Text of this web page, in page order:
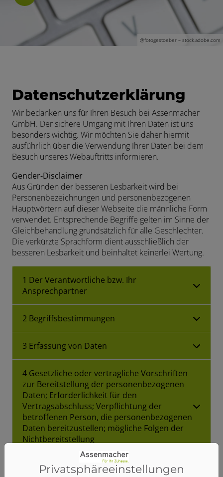
@fotogestoeber – stock.adobe.com
Datenschutzerklärung
Wir bedanken uns für Ihren Besuch bei Assenmacher
GmbH. Der sichere Umgang mit Ihren Daten ist uns
besonders wichtig. Wir möchten Sie daher hiermit
ausführlich über die Verwendung Ihrer Daten bei dem
Besuch unseres Webauftritts informieren.
Gender-Disclaimer
Aus Gründen der besseren Lesbarkeit wird bei
Personenbezeichnungen und personenbezogenen
Hauptwörtern auf dieser Webseite die männliche Form
verwendet. Entsprechende Begriffe gelten im Sinne der
Gleichbehandlung grundsätzlich für alle Geschlechter.
Die verkürzte Sprachform dient ausschließlich der
besseren Lesbarkeit und beinhaltet keinerlei Wertung.
1 Der Verantwortliche bzw. Ihr
Ansprechpartner
2 Begriffsbestimmungen
3 Erfassung von Daten
4 Gesetzliche oder vertragliche Vorschriften
zur Bereitstellung der personenbezogenen
Daten; Erforderlichkeit für den
Vertragsabschluss; Verpflichtung der
betroffenen Person, die personenbezogenen
Daten bereitzustellen; mögliche Folgen der
Nichtbereitstellung
5 Kontaktmöglichkeit über die Internetseite
Privatsphäre­einstellungen